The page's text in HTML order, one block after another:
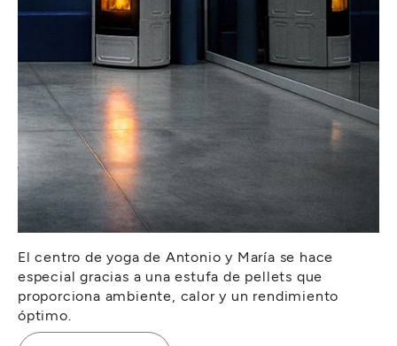
El centro de yoga de Antonio y María se hace
especial gracias a una estufa de pellets que
proporciona ambiente, calor y un rendimiento
óptimo.